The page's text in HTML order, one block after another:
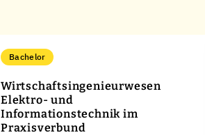
Bachelor
Wirtschaftsingenieurwesen
Elektro- und
Informationstechnik im
Praxisverbund